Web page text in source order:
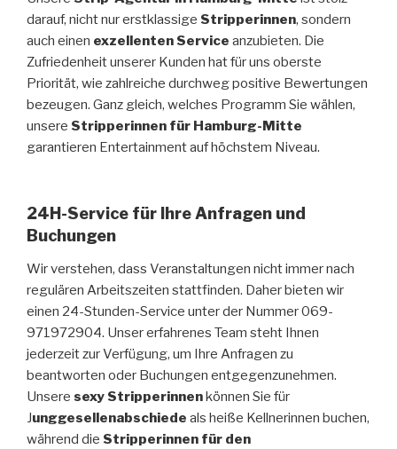
darauf, nicht nur erstklassige Stripperinnen, sondern
auch einen exzellenten Service anzubieten. Die
Zufriedenheit unserer Kunden hat für uns oberste
Priorität, wie zahlreiche durchweg positive Bewertungen
bezeugen. Ganz gleich, welches Programm Sie wählen,
unsere Stripperinnen für Hamburg-Mitte
garantieren Entertainment auf höchstem Niveau.
24H-Service für Ihre Anfragen und
Buchungen
Wir verstehen, dass Veranstaltungen nicht immer nach
regulären Arbeitszeiten stattfinden. Daher bieten wir
einen 24-Stunden-Service unter der Nummer 069-
971972904. Unser erfahrenes Team steht Ihnen
jederzeit zur Verfügung, um Ihre Anfragen zu
beantworten oder Buchungen entgegenzunehmen.
Unsere sexy Stripperinnenkönnen Sie für
Junggesellenabschiede als heiße Kellnerinnen buchen,
während die Stripperinnen für den